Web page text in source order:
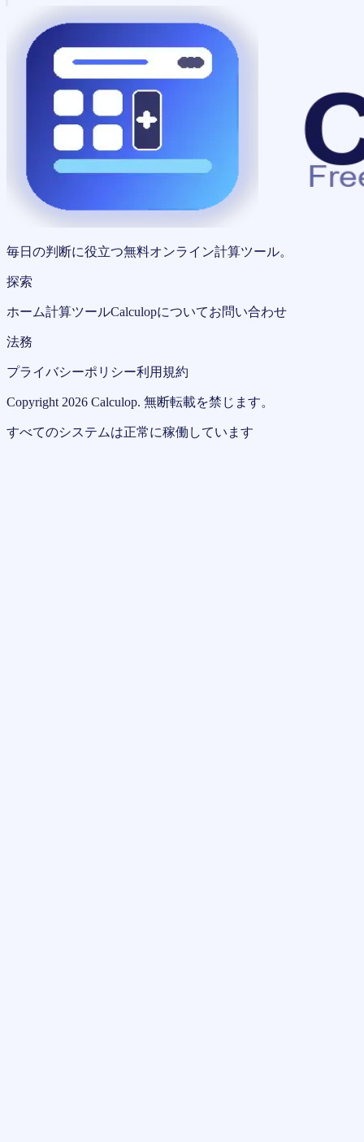
毎日の判断に役立つ無料オンライン計算ツール。
探索
ホーム計算ツールCalculopについてお問い合わせ
法務
プライバシーポリシー利用規約
Copyright 2026 Calculop. 無断転載を禁じます。
すべてのシステムは正常に稼働しています